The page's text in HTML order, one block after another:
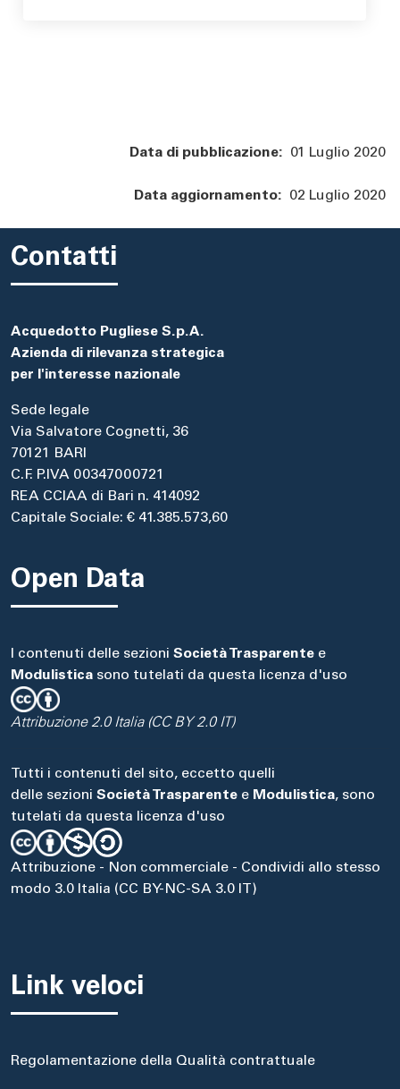
Data di pubblicazione: 01 Luglio 2020
Data aggiornamento: 02 Luglio 2020
Contatti
Acquedotto Pugliese S.p.A.
Azienda di rilevanza strategica
per l'interesse nazionale
Sede legale
Via Salvatore Cognetti, 36
70121 BARI
C.F. P.IVA 00347000721
REA CCIAA di Bari n. 414092
Capitale Sociale: € 41.385.573,60
Open Data
I contenuti delle sezioni Società Trasparente e
Modulistica sono tutelati da questa licenza d'uso
Attribuzione 2.0 Italia (CC BY 2.0 IT)
Tutti i contenuti del sito, eccetto quelli
delle sezioni Società Trasparente e Modulistica, sono
tutelati da questa licenza d'uso
Attribuzione - Non commerciale - Condividi allo stesso
modo 3.0 Italia (CC BY-NC-SA 3.0 IT)
Link veloci
Regolamentazione della Qualità contrattuale